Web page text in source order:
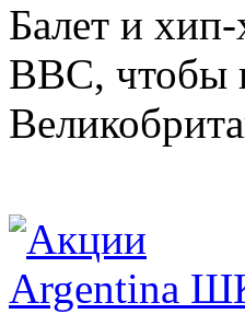
Балет и хип-
BBC, чтобы
Argentina